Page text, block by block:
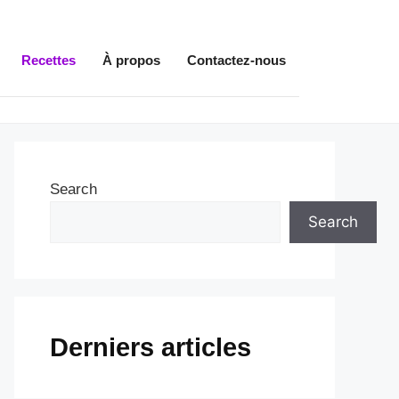
Recettes À propos Contactez-nous
Search
Search
Derniers articles